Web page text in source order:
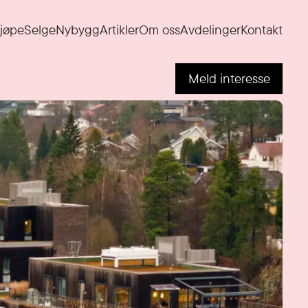
SelgeNybyggArtiklerOm ossAvdelingerKontakt
Meld interesse